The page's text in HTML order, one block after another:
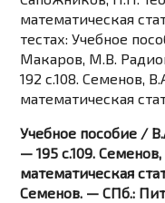
математическая
тестах: Учебное
Макаров, М.В.
192 c.108. Семенов,
математическая
Учебное пособие /
— 195 c.109.
математическая
Семенов. — СПб.: